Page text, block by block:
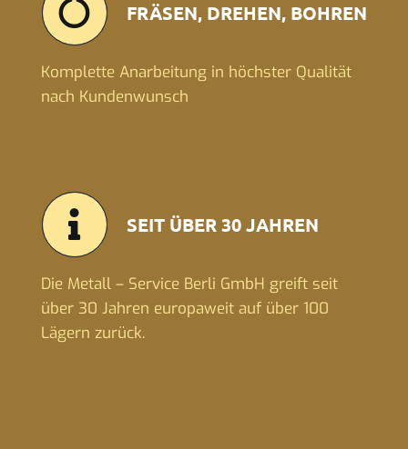
FRÄSEN, DREHEN, BOHREN
Komplette Anarbeitung in höchster Qualität
nach Kundenwunsch
SEIT ÜBER 30 JAHREN
Die Metall – Service Berli GmbH greift seit
über 30 Jahren europaweit auf über 100
Lägern zurück.